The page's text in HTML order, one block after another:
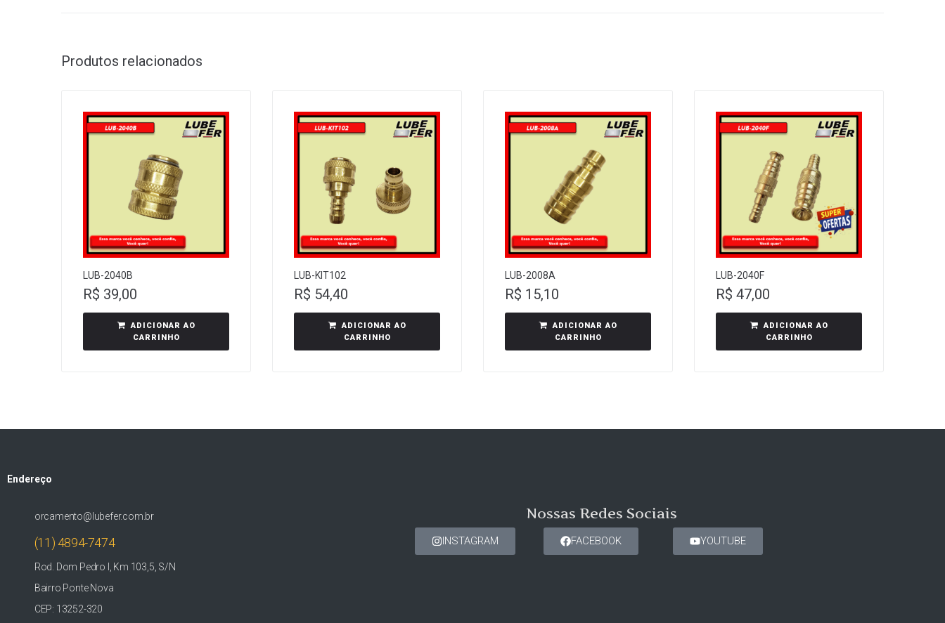
Produtos relacionados
LUB-2040B
R$ 39,00
ADICIONAR AO
CARRINHO
LUB-KIT102
R$ 54,40
ADICIONAR AO
CARRINHO
LUB-2008A
R$ 15,10
ADICIONAR AO
CARRINHO
LUB-2040F
R$ 47,00
ADICIONAR AO
CARRINHO
Endereço
orcamento@lubefer.com.br
(11) 4894-7474
Rod. Dom Pedro I, Km 103,5, S/N
Bairro Ponte Nova
CEP: 13252-320
Nossas Redes Sociais
INSTAGRAM FACEBOOK YOUTUBE